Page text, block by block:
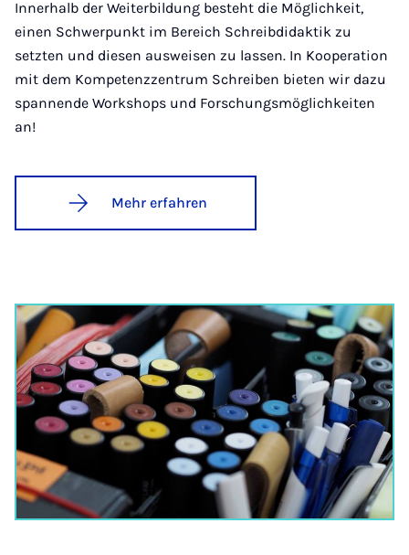
Innerhalb der Weiterbildung besteht die Möglichkeit,
einen Schwerpunkt im Bereich Schreibdidaktik zu
setzten und diesen ausweisen zu lassen. In Kooperation
mit dem Kompetenzzentrum Schreiben bieten wir dazu
spannende Workshops und Forschungsmöglichkeiten
an!
Mehr erfahren